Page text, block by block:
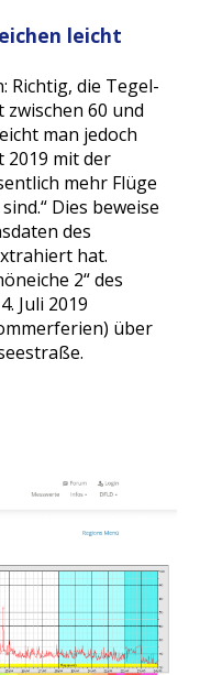
leicht
Richtig, die Tegel-
zwischen 60 und
man jedoch
2019 mit der
mehr Flüge
Dies beweise
des
hat.
2“ des
Juli 2019
über